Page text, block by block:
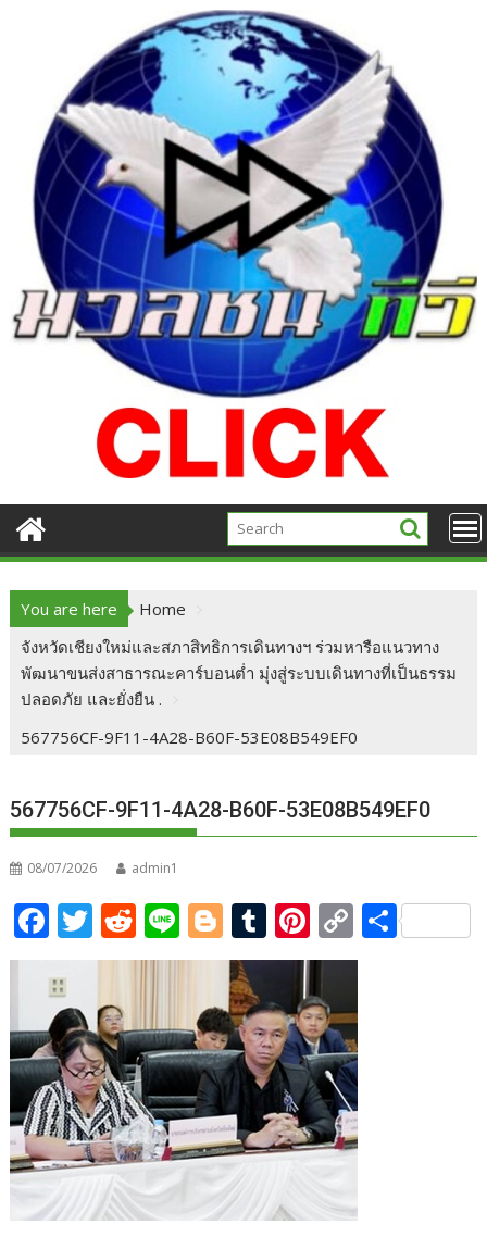
You are here
Home
จังหวัดเชียงใหม่และสภาสิทธิการเดินทางฯ ร่วมหารือแนวทาง
พัฒนาขนส่งสาธารณะคาร์บอนต่ำ มุ่งสู่ระบบเดินทางที่เป็นธรรม
ปลอดภัย และยั่งยืน .
567756CF-9F11-4A28-B60F-53E08B549EF0
567756CF-9F11-4A28-B60F-53E08B549EF0
08/07/2026 admin1
F
e
b
o
o
k
T
w
er
R
e
d
di
t
Li
n
Bl
o
g
g
er
T
u
m
bl
r
Pi
nt
er
e
st
C
o
y
Li
n
k
S